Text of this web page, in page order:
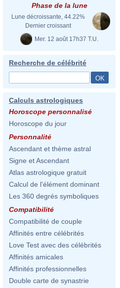
Phase de la lune
Lune décroissante, 44.22%
Dernier croissant
Mer. 12 août 17h37 T.U.
Recherche de célébrité
Calculs astrologiques
Horoscope personnalisé
Horoscope du jour
Personnalité
Ascendant et thème astral
Signe et Ascendant
Atlas astrologique gratuit
Calcul de l'élément dominant
Les 360 degrés symboliques
Compatibilité
Compatibilité de couple
Affinités entre célébrités
Love Test avec des célébrités
Affinités amicales
Affinités professionnelles
Double carte de synastrie